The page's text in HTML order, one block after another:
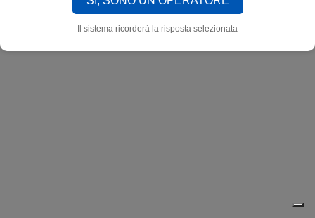
Il sistema ricorderà la risposta selezionata